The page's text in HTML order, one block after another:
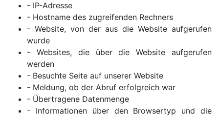
- IP-Adresse
- Hostname des zugreifenden Rechners
- Website, von der aus die Website aufgerufen
wurde
- Websites, die über die Website aufgerufen
werden
- Besuchte Seite auf unserer Website
- Meldung, ob der Abruf erfolgreich war
- Übertragene Datenmenge
- Informationen über den Browsertyp und die